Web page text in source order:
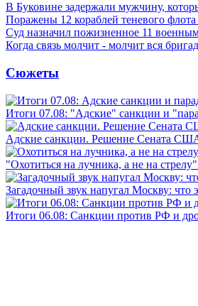
В Буковине задержали мужчину,
Поражены 12 кораблей теневого
Суд назначил пожизненное 11
Когда связь молчит - молчит вся
Сюжеты
Итоги 07.08: "Адские" санкции и
Адские санкции. Решение Сената
"Охотиться на лучника, а не на
Загадочный звук напугал Москву: что
Итоги 06.08: Санкции против РФ и